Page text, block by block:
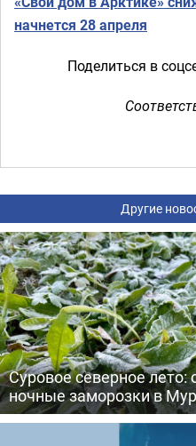
начнется 28 апреля
Поделиться в
Другие
Суровое северное лето:
ночные заморозки в